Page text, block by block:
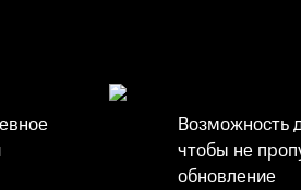
Возможность
чтобы не
обновление